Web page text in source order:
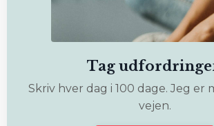
Tag
Skriv hver dag i 100 dage. Jeg er
vejen.